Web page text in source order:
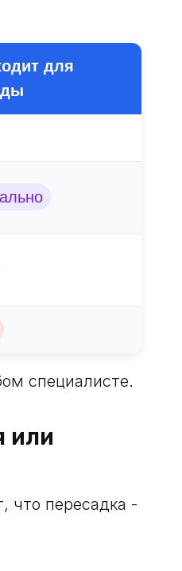
для
специалисте.
или
что пересадка -